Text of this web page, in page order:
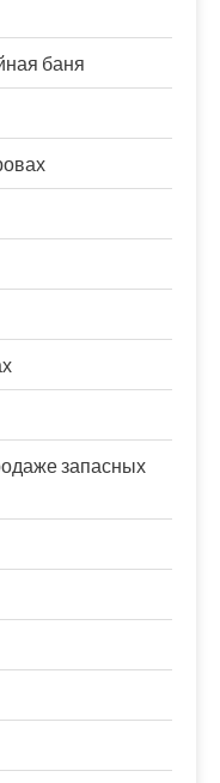
баня
запасных